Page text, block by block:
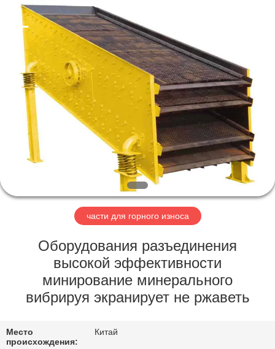
ДОМ
ПРОДУКТЫ
НАС
ПУТЕШЕСТВИЕ
ФАБРИКИ
ПРОВЕРКА
КАЧЕСТВА
МЫ
HUATAO
LOVER
Reserved.
части для горного износа
Оборудования разъединения
высокой эффективности
минирование минерального
вибрируя экранирует не ржаветь
Место
происхождения:
Китай